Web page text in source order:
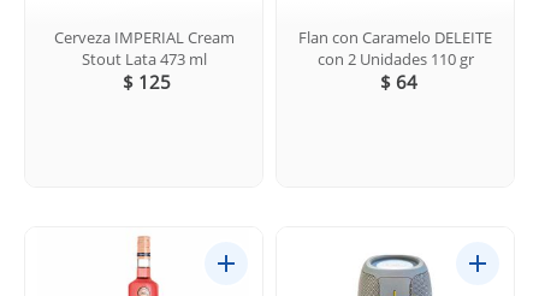
Cerveza IMPERIAL Cream
Stout Lata 473 ml
$ 125
Flan con Caramelo DELEITE
con 2 Unidades 110 gr
$ 64